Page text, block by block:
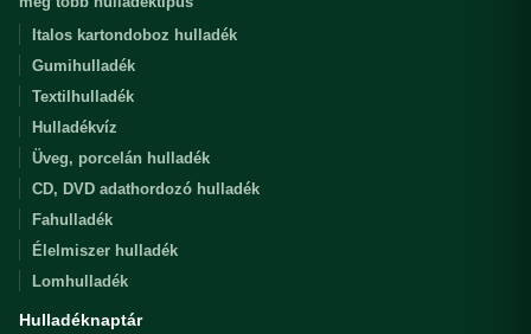
Italos kartondoboz hulladék
Gumihulladék
Textilhulladék
Hulladékvíz
Üveg, porcelán hulladék
CD, DVD adathordozó hulladék
Fahulladék
Élelmiszer hulladék
Lomhulladék
Hulladéknaptár